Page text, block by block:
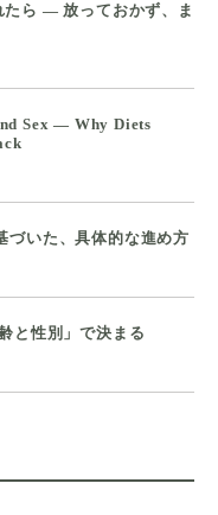
たら ― 放っておかず、ま
Sex — Why Diets
いた、具体的な進め方
と性別」で決まる